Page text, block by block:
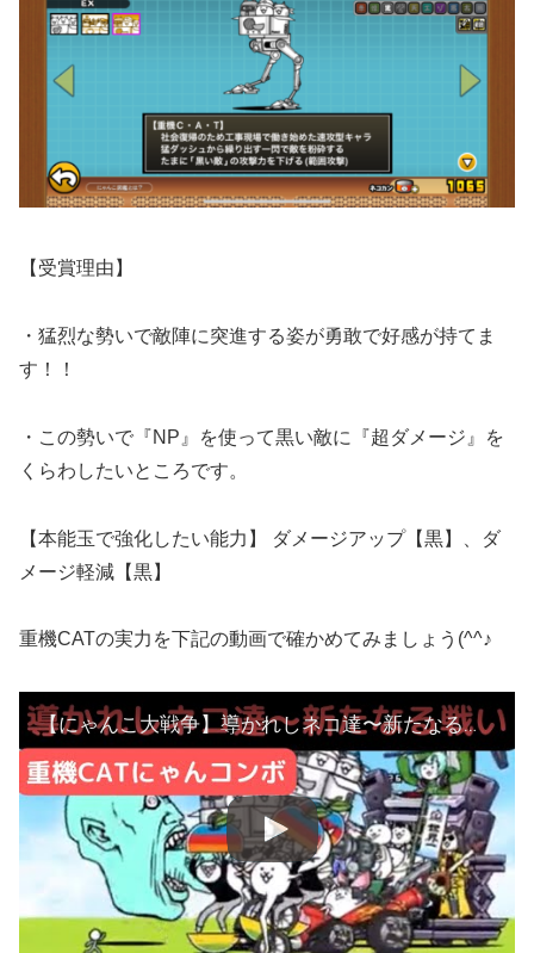
【受賞理由】
・猛烈な勢いで敵陣に突進する姿が勇敢で好感が持てま
す！！
・この勢いで『NP』を使って黒い敵に『超ダメージ』を
くらわしたいところです。
【本能玉で強化したい能力】 ダメージアップ【黒】、ダ
メージ軽減【黒】
重機CATの実力を下記の動画で確かめてみましょう(^^♪
【にゃんこ大戦争】導かれしネコ達〜新たなる戦い❣️重機CATにゃんコンボ♫